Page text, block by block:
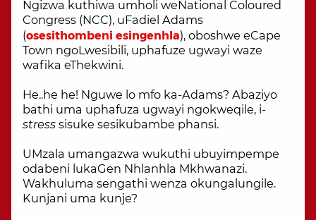
Ngizwa kuthiwa umholi weNational Coloured
Congress (NCC), uFadiel Adams
(osesithombeni esingenhla), oboshwe eCape
Town ngoLwesibili, uphafuze ugwayi waze
wafika eThekwini.
He..he he! Nguwe lo mfo ka-Adams? Abaziyo
bathi uma uphafuza ugwayi ngokweqile, i-
stress sisuke sesikubambe phansi.
UMzala umangazwa wukuthi ubuyimpempe
odabeni lukaGen Nhlanhla Mkhwanazi.
Wakhuluma sengathi wenza okungalungile.
Kunjani uma kunje?